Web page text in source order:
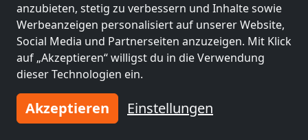
anzubieten, stetig zu verbessern und Inhalte sowie
Werbeanzeigen personalisiert auf unserer Website,
Social Media und Partnerseiten anzuzeigen. Mit Klick
auf „Akzeptieren“ willigst du in die Verwendung
dieser Technologien ein.
Akzeptieren Einstellungen